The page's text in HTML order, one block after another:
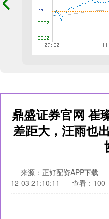
鼎盛证券官网 崔
差距大，汪雨也
来源：正好配资APP下载
12-03 21:10:11
查看：100